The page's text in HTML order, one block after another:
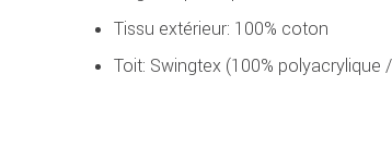
Tissu extérieur: 100% coton
Toit: Swingtex (100% polyacrylique